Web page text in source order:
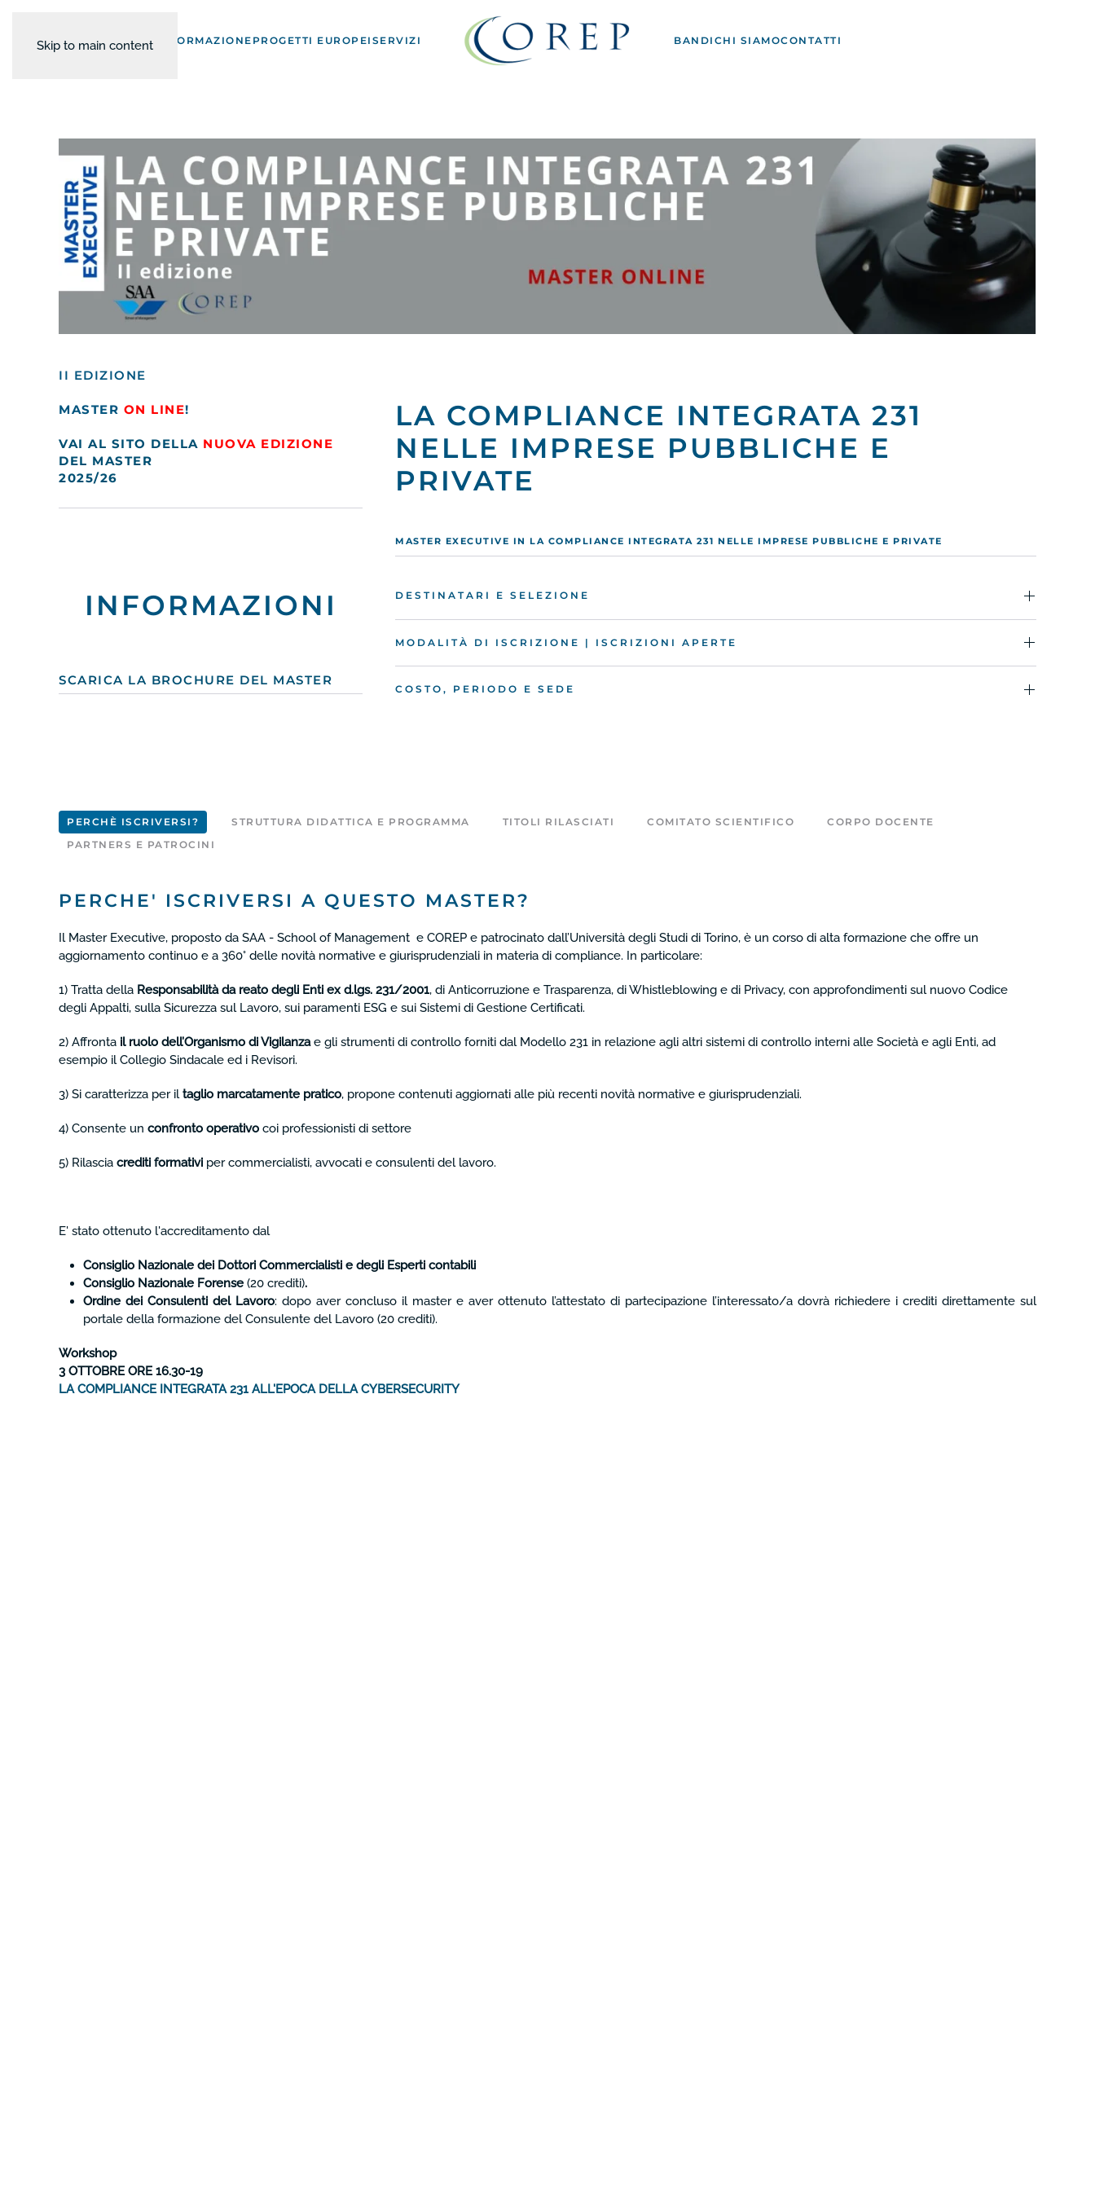
Skip to main content FORMAZIONE PROGETTI EUROPEI SERVIZI BANDI CHI SIAMOCONTATTI
II EDIZIONE
MASTER ON LINE!
VAI AL SITO DELLA NUOVA EDIZIONE
DEL MASTER
2025/26
LA COMPLIANCE INTEGRATA 231
NELLE IMPRESE PUBBLICHE E
PRIVATE
MASTER EXECUTIVE IN LA COMPLIANCE INTEGRATA 231 NELLE IMPRESE PUBBLICHE E PRIVATE
INFORMAZIONI
SCARICA LA BROCHURE DEL MASTER
DESTINATARI E SELEZIONE
MODALITÀ DI ISCRIZIONE | ISCRIZIONI APERTE
COSTO, PERIODO E SEDE
PERCHÈ ISCRIVERSI? STRUTTURA DIDATTICA E PROGRAMMA TITOLI RILASCIATI COMITATO SCIENTIFICO
CORPO DOCENTE
PARTNERS E PATROCINI
PERCHE' ISCRIVERSI A QUESTO MASTER?
Il Master Executive, proposto da SAA - School of Management e COREP e patrocinato dall’Università degli Studi di Torino, è un corso di alta formazione che offre un
aggiornamento continuo e a 360° delle novità normative e giurisprudenziali in materia di compliance. In particolare:
1) Tratta della Responsabilità da reato degli Enti ex d.lgs. 231/2001, di Anticorruzione e Trasparenza, di Whistleblowing e di Privacy, con approfondimenti sul nuovo Codice
degli Appalti, sulla Sicurezza sul Lavoro, sui paramenti ESG e sui Sistemi di Gestione Certificati.
2) Affronta il ruolo dell’Organismo di Vigilanzae gli strumenti di controllo forniti dal Modello 231 in relazione agli altri sistemi di controllo interni alle Società e agli Enti, ad
esempio il Collegio Sindacale ed i Revisori.
3) Si caratterizza per iltaglio marcatamente pratico, propone contenuti aggiornati alle più recenti novità normative e giurisprudenziali.
4) Consente un confronto operativo coi professionisti di settore
5) Rilascia crediti formativi per commercialisti, avvocati e consulenti del lavoro.
E' stato ottenuto l'accreditamento dal
Consiglio Nazionale dei Dottori Commercialisti e degli Esperti contabili
Consiglio Nazionale Forense (20 crediti).
Ordine dei Consulenti del Lavoro: dopo aver concluso il master e aver ottenuto l’attestato di partecipazione l’interessato/a dovrà richiedere i crediti direttamente sul
portale della formazione del Consulente del Lavoro (20 crediti).
Workshop
3 OTTOBRE ORE 16.30-19
LA COMPLIANCE INTEGRATA 231 ALL'EPOCA DELLA CYBERSECURITY